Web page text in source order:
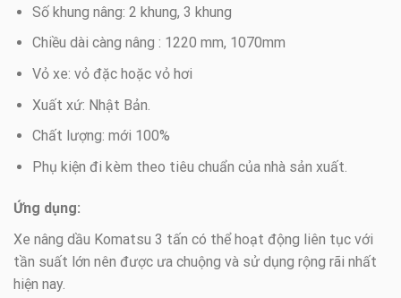
Số khung nâng: 2 khung, 3 khung
Chiều dài càng nâng : 1220 mm, 1070mm
Vỏ xe: vỏ đặc hoặc vỏ hơi
Xuất xứ: Nhật Bản.
Chất lượng: mới 100%
Phụ kiện đi kèm theo tiêu chuẩn của nhà sản xuất.
Ứng dụng:
Xe nâng dầu Komatsu 3 tấn có thể hoạt động liên tục với
tần suất lớn nên được ưa chuộng và sử dụng rộng rãi nhất
hiện nay.